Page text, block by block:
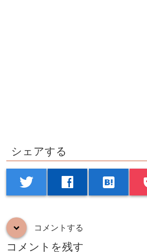
シェアする
twitter facebook hatenabookmark
down コメントする
コメントを残す